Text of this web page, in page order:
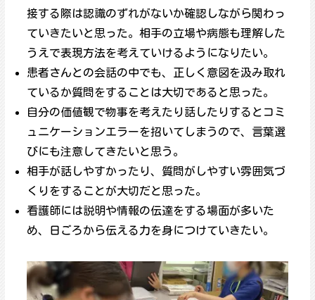
接する際は認識のずれがないか確認しながら関わっ
ていきたいと思った。相手の立場や病態も理解した
うえで表現方法を考えていけるようになりたい。
患者さんとの会話の中でも、正しく意図を汲み取れ
ているか質問をすることは大切であると思った。
自分の価値観で物事を考えたり話したりするとコミ
ュニケーションエラーを招いてしまうので、言葉選
びにも注意してきたいと思う。
相手が話しやすかったり、質問がしやすい雰囲気づ
くりをすることが大切だと思った。
看護師には説明や情報の伝達をする場面が多いた
め、日ごろから伝える力を身につけていきたい。